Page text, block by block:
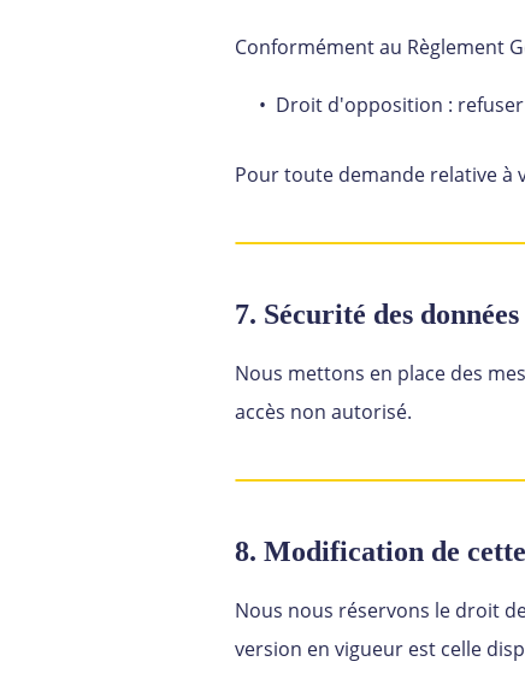
Conformément au Règlement
Droit d'opposition :
Pour toute demande relative à
7. Sécurité des données
Nous mettons en place des
accès non autorisé.
8. Modification de
Nous nous réservons le droit
version en vigueur est celle